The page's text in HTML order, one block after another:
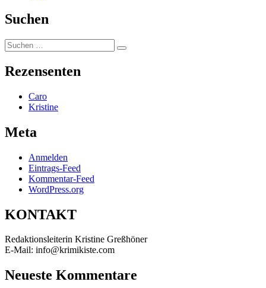
Suchen
Suchen
nach:
Suchen
Rezensenten
Caro
Kristine
Meta
Anmelden
Eintrags-Feed
Kommentar-Feed
WordPress.org
KONTAKT
Redaktionsleiterin Kristine Greßhöner
E-Mail: info@krimikiste.com
Neueste Kommentare